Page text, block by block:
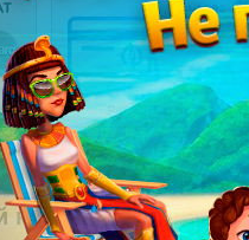
карты через